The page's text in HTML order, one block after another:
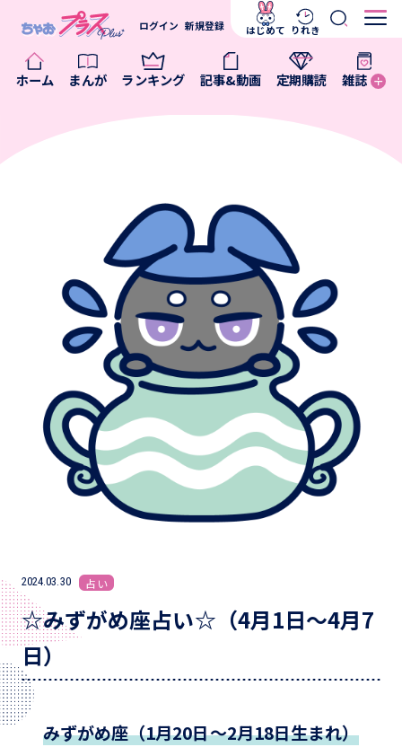
ホーム まんが ランキング 記事&動画 定期購読 雑誌
ログイン 新規登録 はじめて りれき
2024.03.30 占い
☆みずがめ座占い☆（4月1日～4月7
日）
みずがめ座（1月20日～2月18日生まれ）